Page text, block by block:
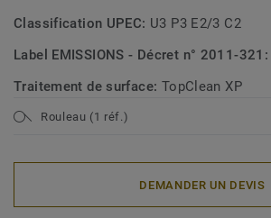
Classification UPEC: U3 P3 E2/3 C2
Label EMISSIONS - Décret n° 2011-
Traitement de surface: TopClean XP
Rouleau (1 réf.)
DEMANDER UN DEVIS